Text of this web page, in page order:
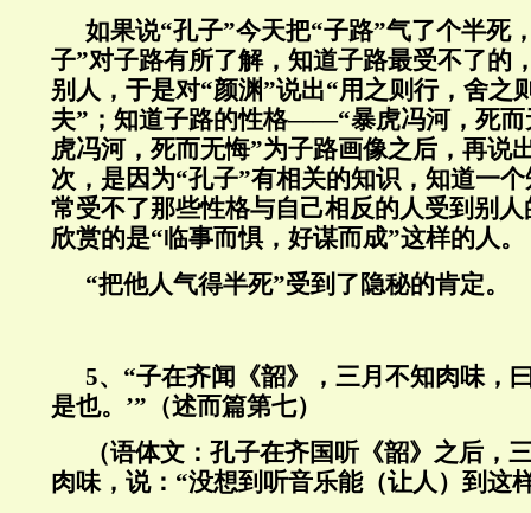
如果说“孔子”今天把“子路”气了个半死
子”对子路有所了解，知道子路最受不了的
别人，于是对“颜渊”说出“用之则行，舍之
夫”；知道子路的性格——“暴虎冯河，死而
虎冯河，死而无悔”为子路画像之后，再说
次，是因为“孔子”有相关的知识，知道一
常受不了那些性格与自己相反的人受到别
欣赏的是“临事而惧，好谋而成”这样的人。
“把他人气得半死”受到了隐秘的肯定。
5、“子在齐闻《韶》，三月不知肉味，
是也。’”（述而篇第七）
（语体文：孔子在齐国听《韶》之后，
肉味，说：“没想到听音乐能（让人）到这